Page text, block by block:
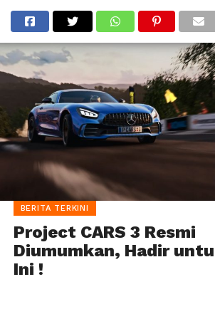
BERITA TERKINI
Project CARS 3 Resmi
Diumumkan, Hadir
Ini !